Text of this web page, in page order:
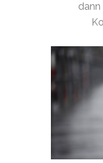
dann